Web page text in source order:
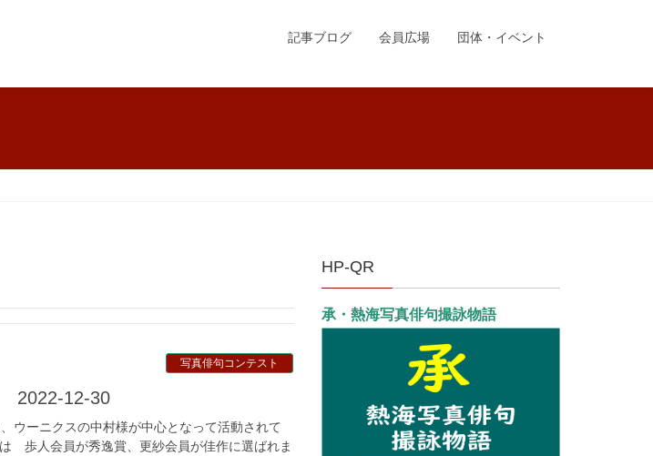
記事ブログ 会員広場 団体・イベント
写真俳句コンテスト
2022-12-30
ーニクスの中村様が中心となって活動されて
歩人会員が秀逸賞、更紗会員が佳作に選ばれま
HP-QR
承・熱海写真俳句撮詠物語